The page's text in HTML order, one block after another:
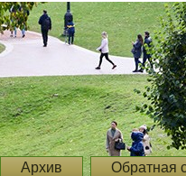
Архив Обратная